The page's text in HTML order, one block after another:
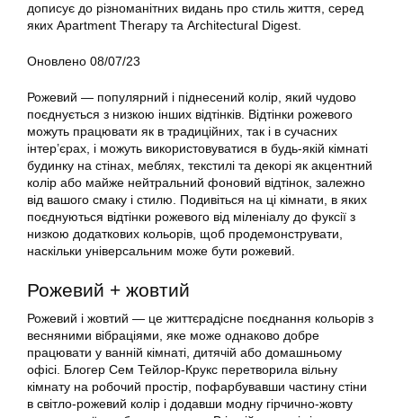
дописує до різноманітних видань про стиль життя, серед
яких Apartment Therapy та Architectural Digest.
Оновлено 08/07/23
Рожевий — популярний і піднесений колір, який чудово
поєднується з низкою інших відтінків. Відтінки рожевого
можуть працювати як в традиційних, так і в сучасних
інтер’єрах, і можуть використовуватися в будь-якій кімнаті
будинку на стінах, меблях, текстилі та декорі як акцентний
колір або майже нейтральний фоновий відтінок, залежно
від вашого смаку і стилю. Подивіться на ці кімнати, в яких
поєднуються відтінки рожевого від міленіалу до фуксії з
низкою додаткових кольорів, щоб продемонструвати,
наскільки універсальним може бути рожевий.
Рожевий + жовтий
Рожевий і жовтий — це життєрадісне поєднання кольорів з
весняними вібраціями, яке може однаково добре
працювати у ванній кімнаті, дитячій або домашньому
офісі. Блогер Сем Тейлор-Крукс перетворила вільну
кімнату на робочий простір, пофарбувавши частину стіни
в світло-рожевий колір і додавши модну гірчично-жовту